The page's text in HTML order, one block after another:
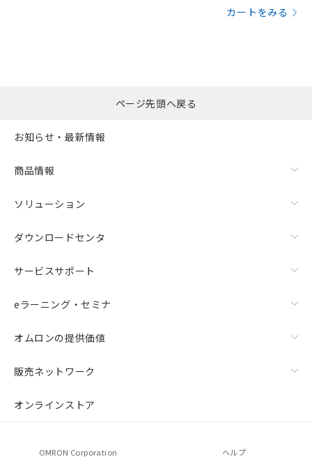
カートをみる
ページ先頭へ戻る
お知らせ・最新情報
商品情報
ソリューション
ダウンロードセンタ
サービスサポート
eラーニング・セミナ
オムロンの提供価値
販売ネットワーク
オンラインストア
OMRON Corporation ヘルプ